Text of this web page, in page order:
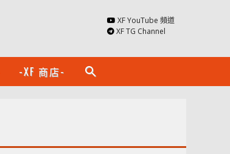
XF YouTube 頻道
XF TG Channel
-XF 商店- search